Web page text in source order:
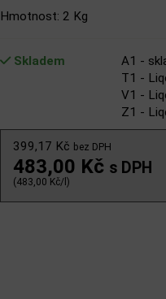
Hmotnost: 2 Kg
Skladem
A1 -
T1 -
V1 -
Z1 -
399,17 Kč bez DPH
483,00 Kč s DPH
(483,00 Kč/l)